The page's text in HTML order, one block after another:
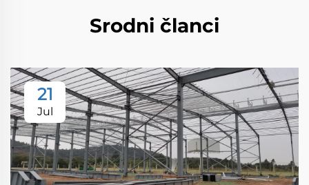
Srodni članci
21
Jul